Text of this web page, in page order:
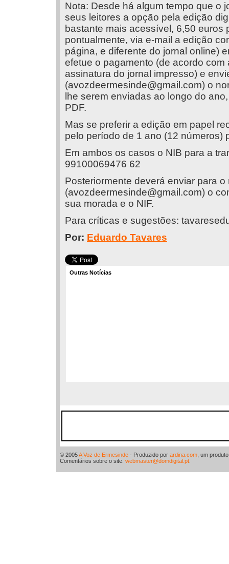
Nota: Desde há algum tempo que o
seus leitores a opção pela edição
bastante mais acessível, 6,50 euros
pontualmente, via e-mail a edição
página, e diferente do jornal online)
efetue o pagamento (de acordo
assinatura do jornal impresso) e
(avozdeermesinde@gmail.com) o
lhe serem enviadas ao longo do
PDF.
Mas se preferir a edição em papel
pelo período de 1 ano (12 números)
Em ambos os casos o NIB para a
99100069476 62
Posteriormente deverá enviar para
(avozdeermesinde@gmail.com) o
sua morada e o NIF.
Para críticas e sugestões:
Por: Eduardo Tavares
Outras Notícias
© 2005A Voz de Ermesinde - Produzido por ardina.com , um
Comentários sobre o site: webmaster@domdigital.pt